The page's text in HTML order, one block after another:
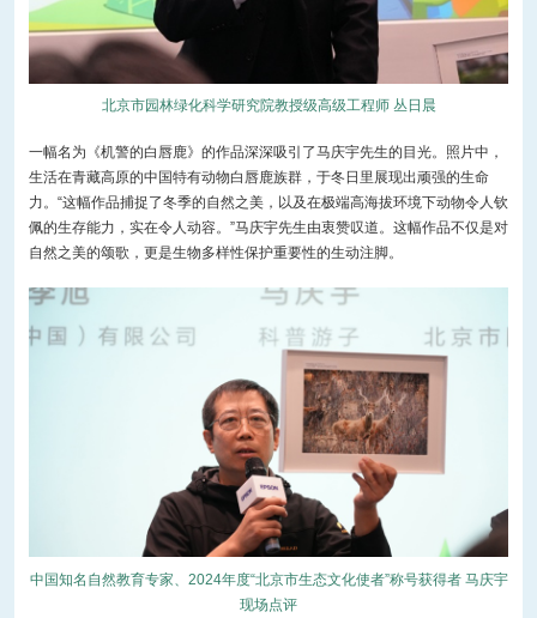
北京市园林绿化科学研究院教授级高级工程师 丛日晨
一幅名为《机警的白唇鹿》的作品深深吸引了马庆宇先生的目光。照片中，
生活在青藏高原的中国特有动物白唇鹿族群，于冬日里展现出顽强的生命
力。“这幅作品捕捉了冬季的自然之美，以及在极端高海拔环境下动物令人钦
佩的生存能力，实在令人动容。”马庆宇先生由衷赞叹道。这幅作品不仅是对
自然之美的颂歌，更是生物多样性保护重要性的生动注脚。
中国知名自然教育专家、2024年度“北京市生态文化使者”称号获得者 马庆宇
现场点评